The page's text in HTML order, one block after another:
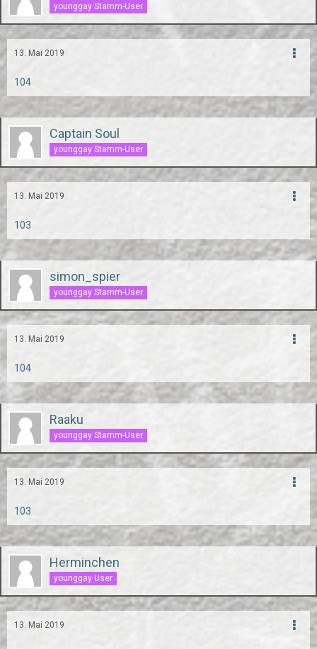
younggay Stamm-User
13. Mai 2019
104
Captain Soul
younggay Stamm-User
13. Mai 2019
103
simon_spier
younggay Stamm-User
13. Mai 2019
104
Raaku
younggay Stamm-User
13. Mai 2019
103
Herminchen
younggay User
13. Mai 2019